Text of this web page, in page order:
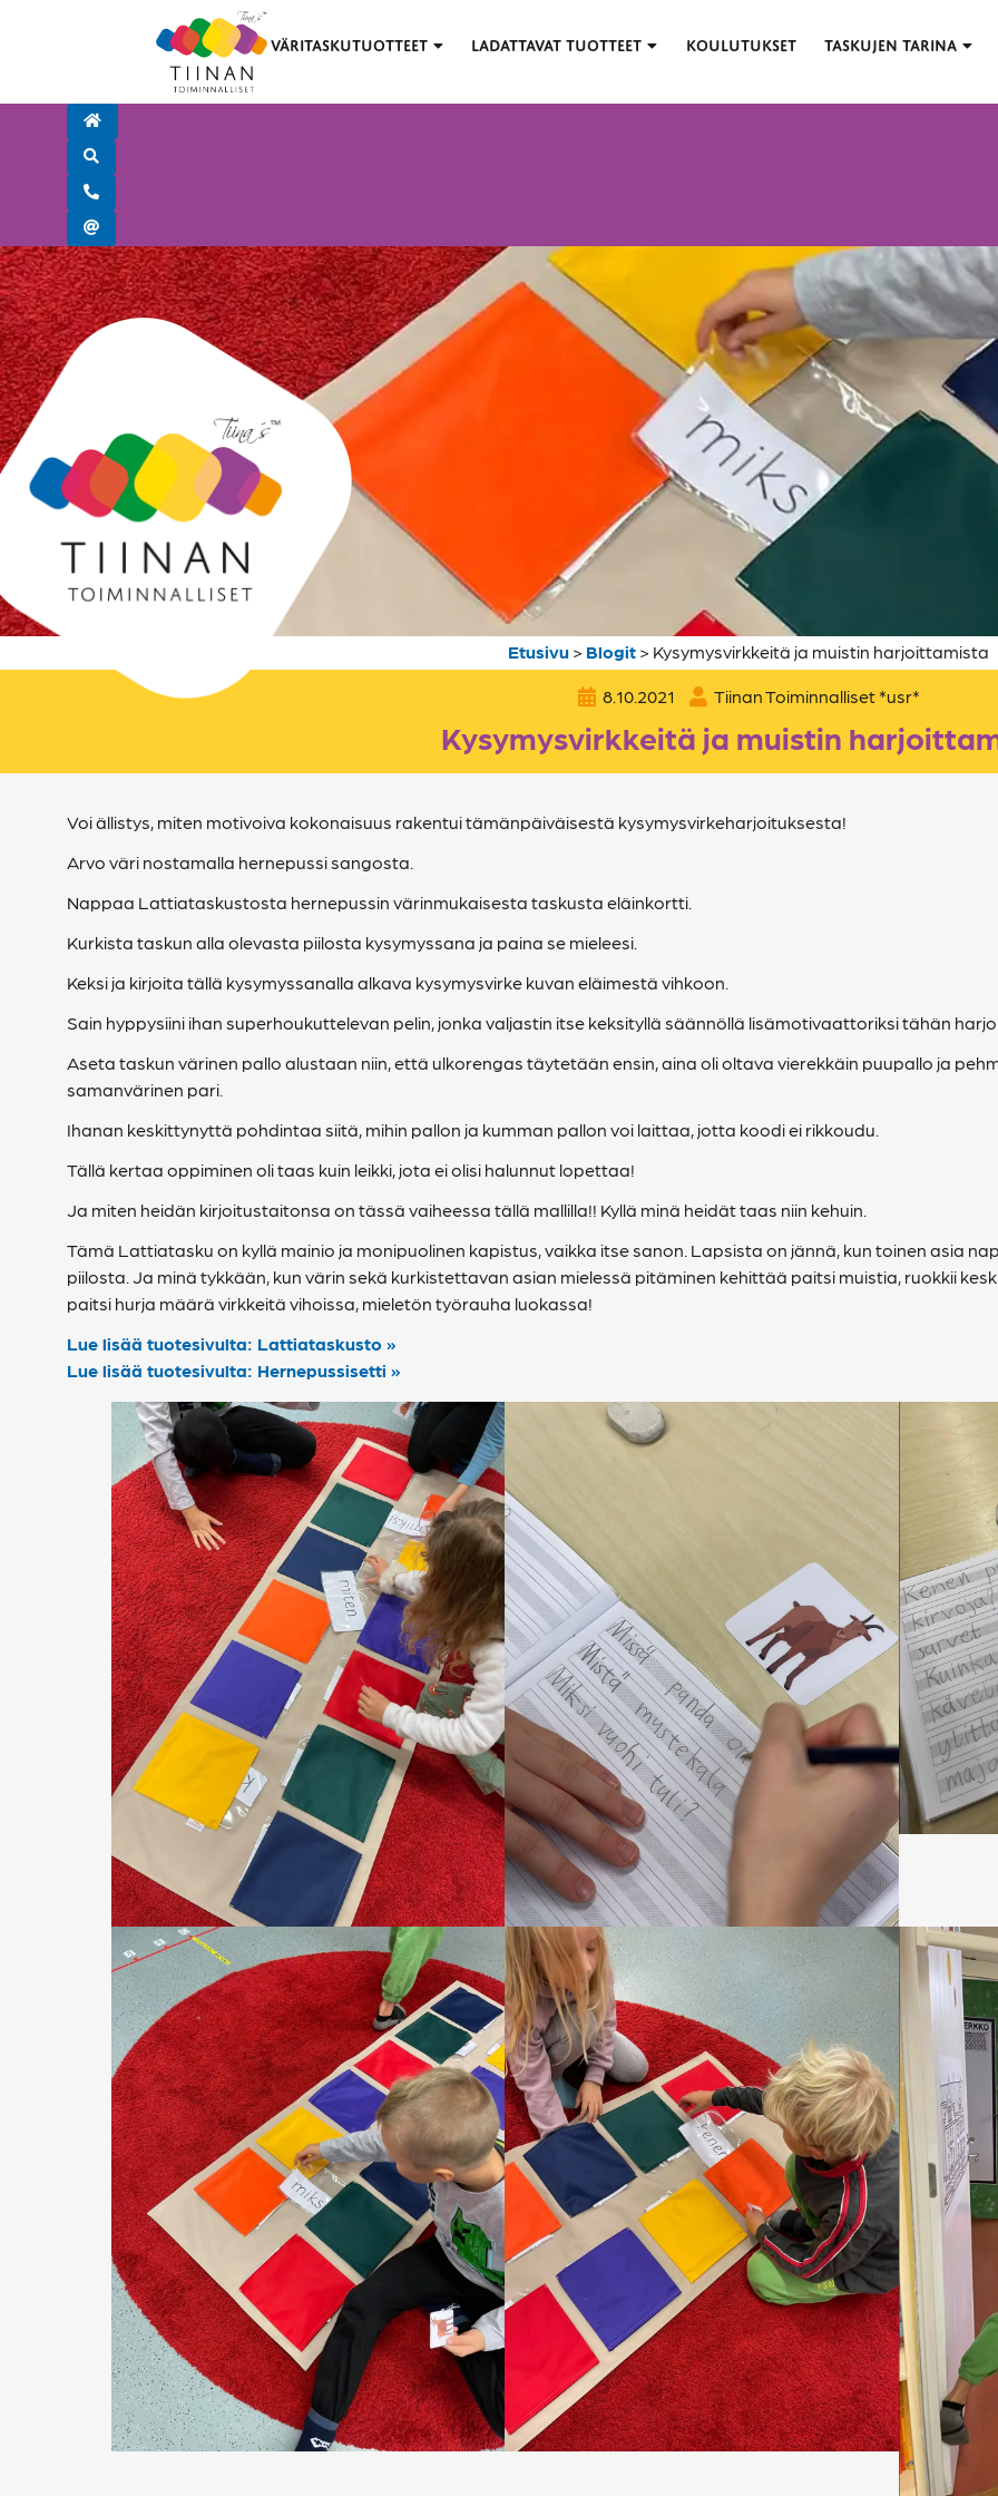
VÄRITASKUTUOTTEET LADATTAVAT TUOTTEET KOULUTUKSET TASKUJEN TARINA
Etusivu > Blogit > Kysymysvirkkeitä ja muistin harjoittamista
8.10.2021 Tiinan Toiminnalliset *usr*
Kysymysvirkkeitä ja muistin
Voi ällistys, miten motivoiva kokonaisuus rakentui tämänpäiväisestä kysymysvirkeharjoituksesta!
Arvo väri nostamalla hernepussi sangosta.
Nappaa Lattiataskustosta hernepussin värinmukaisesta taskusta eläinkortti.
Kurkista taskun alla olevasta piilosta kysymyssana ja paina se mieleesi.
Keksi ja kirjoita tällä kysymyssanalla alkava kysymysvirke kuvan eläimestä vihkoon.
Sain hyppysiini ihan superhoukuttelevan pelin, jonka valjastin itse keksityllä säännöllä lisämotivaattoriksi tähän
Aseta taskun värinen pallo alustaan niin, että ulkorengas täytetään ensin, aina oli oltava vierekkäin puupallo ja
samanvärinen pari.
Ihanan keskittynyttä pohdintaa siitä, mihin pallon ja kumman pallon voi laittaa, jotta koodi ei rikkoudu.
Tällä kertaa oppiminen oli taas kuin leikki, jota ei olisi halunnut lopettaa!
Ja miten heidän kirjoitustaitonsa on tässä vaiheessa tällä mallilla!! Kyllä minä heidät taas niin kehuin.
Tämä Lattiatasku on kyllä mainio ja monipuolinen kapistus, vaikka itse sanon. Lapsista on jännä, kun toinen asia
piilosta. Ja minä tykkään, kun värin sekä kurkistettavan asian mielessä pitäminen kehittää paitsi muistia, ruokkii
paitsi hurja määrä virkkeitä vihoissa, mieletön työrauha luokassa!
Lue lisää tuotesivulta: Lattiataskusto »
Lue lisää tuotesivulta: Hernepussisetti »